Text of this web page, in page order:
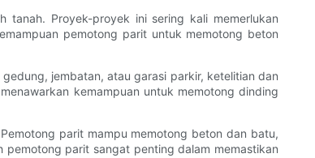
Proyek-proyek ini sering kali memerlukan
pemotong parit untuk memotong beton
jembatan, atau garasi parkir, ketelitian dan
kemampuan untuk memotong dinding
parit mampu memotong beton dan batu,
parit sangat penting dalam memastikan